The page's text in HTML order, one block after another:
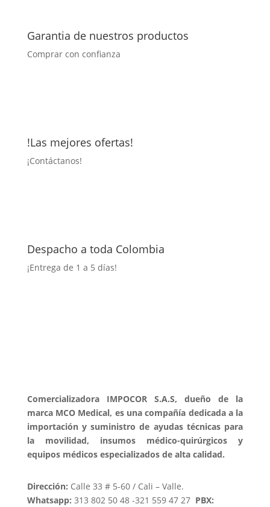
Garantia de nuestros productos
Comprar con confianza
!Las mejores ofertas!
¡Contáctanos!
Despacho a toda Colombia
¡Entrega de 1 a 5 días!
Comercializadora IMPOCOR S.A.S, dueño de la
marca MCO Medical, es una compañía dedicada a la
importación y suministro de ayudas técnicas para
la movilidad, insumos médico-quirúrgicos y
equipos médicos especializados de alta calidad.
Dirección: Calle 33 # 5-60 / Cali – Valle.
Whatsapp: 313 802 50 48 -321 559 47 27 PBX: